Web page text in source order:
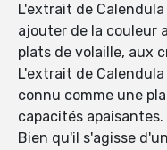
L'extrait de
ajouter de la couleur
plats de volaille, aux
L'extrait de
connu comme une
capacités apaisantes.
Bien qu'il s'agisse